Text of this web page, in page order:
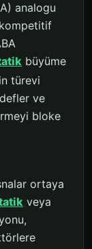
analogu
büyüme
türevi
ve
bloke
ortaya
veya